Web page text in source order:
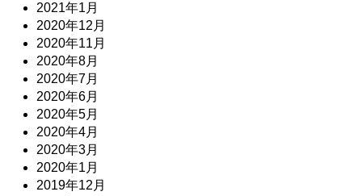
2021年1月
2020年12月
2020年11月
2020年8月
2020年7月
2020年6月
2020年5月
2020年4月
2020年3月
2020年1月
2019年12月